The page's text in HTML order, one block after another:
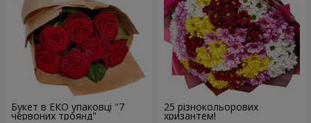
Букет в ЕКО упаковці "7
червоних троянд"
25 різнокольорових
хризантем!